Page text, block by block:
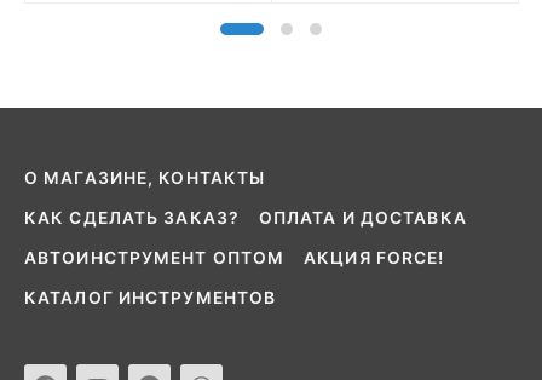
О МАГАЗИНЕ, КОНТАКТЫ
КАК СДЕЛАТЬ ЗАКАЗ? ОПЛАТА И ДОСТАВКА
АВТОИНСТРУМЕНТ ОПТОМ АКЦИЯ FORCE!
КАТАЛОГ ИНСТРУМЕНТОВ